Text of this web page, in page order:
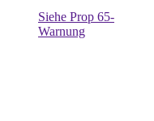
Siehe Prop 65-
Warnung